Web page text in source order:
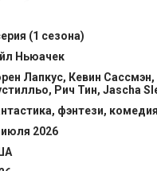
он теперь не
реальность.
обрушившимся на
(1 сезона)
Ньюачек
Лапкус, Кевин
Рич Тин, Jascha
фэнтези, комедия
июля 2026